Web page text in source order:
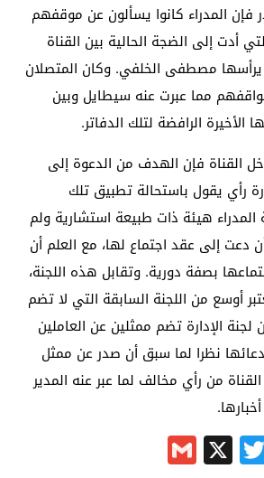
فإن المدراء كانوا يسألون عن موقفهم
أدت إلى الضجة الحالية بين القناة
يرأسها مصطفى الخلفي. وكان المتصلان
مما عبرت عنه سيطايل وبين
الأخيرة الرافضة لتلك الدفاتر.
القناة فإن الهدف من الدعوة إلى
رأي يقول باستحالة تطبيق تلك
المدراء هيئة ذات طبيعة استشارية ولم
دعت إلى عقد اجتماع لها، مع العلم أن
بصفة دورية. وتقابل هذه اللجنة،
أوسع من اللجنة السابقة التي لا تضم
لجنة الإدارة تضم ممثلين عن العاملين
نظرا لما سبق أن صدر عن ممثل
من رأي مخالف لما عبر عنه المدير
Twitter
X